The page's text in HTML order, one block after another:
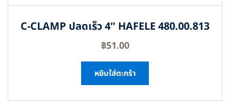
C-CLAMP ปลดเร็ว 4″ HAFELE 480.00.813
฿51.00
หยิบใส่ตะกร้า